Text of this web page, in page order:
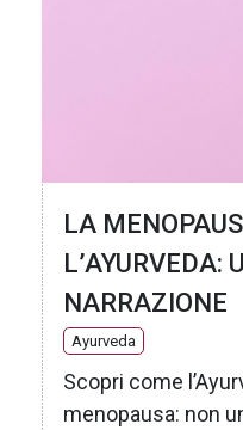
LA
L’AYURVEDA:
NARRAZIONE
Ayurveda
Scopri come
menopausa: non